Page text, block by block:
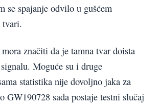
se spajanje odvilo u gušćem
tvari.
značiti da je tamna tvar doista
Moguće su i druge
statistika nije dovoljno jaka za
GW190728 sada postaje testni slučaj